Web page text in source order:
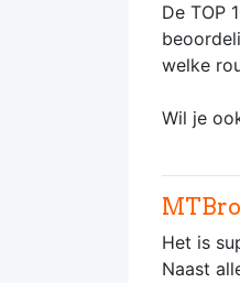
De TOP
welke
Wil je
Het is
Naast